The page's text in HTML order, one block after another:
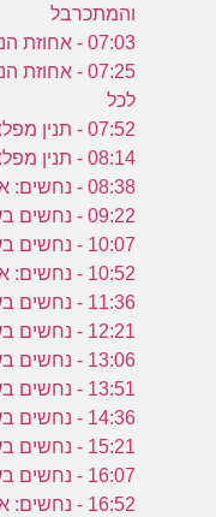
והמתכרבל
07:03 - אחוזת הנבחניות - 3. שריף חדש הגיע
לכל
07:52 - תנין מפלצת - לא לנענע את הסירה
08:14 - תנין מפלצת - תנין בלגן
08:38 - נחשים: אסטרטגיות תקיפה
09:22 - נחשים בעיר 6 - 3. יש נחש במקרר!
10:07 - נחשים בעיר 6 - 1. נחשים וביוב
10:52 - נחשים: אסטרטגיות תקיפה
11:36 - נחשים בעיר 6 - 3. יש נחש במקרר!
12:21 - נחשים בעיר 6 - 4. הפרד ומשול
13:06 - נחשים בעיר 6 - 5. אימה בגן ילדים
13:51 - נחשים בעיר 6 - 1. נחשים וביוב
14:36 - נחשים בעיר 6 - 6. אימה בבניין
15:21 - נחשים בעיר 7 - 1. מסיבת פיתונים
16:07 - נחשים בעיר 7 - 2. אורחים לא מוזמנים
16:52 - נחשים: אסטרטגיות תקיפה